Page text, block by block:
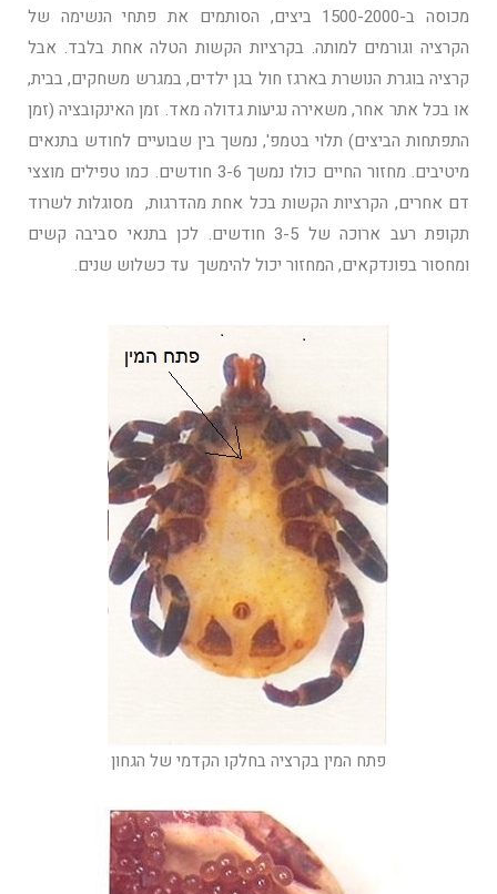
מכוסה ב-1500-2000 ביצים, הסותמים את פתחי הנשימה של
הקרציה וגורמים למותה. בקרציות הקשות הטלה אחת בלבד. אבל
קרציה בוגרת הנושרת בארגז חול בגן ילדים, במגרש משחקים, בבית,
או בכל אתר אחר, משאירה נגיעות גדולה מאד. זמן האינקובציה (זמן
התפתחות הביצים) תלוי בטמפ', נמשך בין שבועיים לחודש בתנאים
מיטיבים. מחזור החיים כולו נמשך 3-6 חודשים. כמו טפילים מוצצי
דם אחרים, הקרציות הקשות בכל אחת מהדרגות, מסוגלות לשרוד
תקופת רעב ארוכה של 3-5 חודשים. לכן בתנאי סביבה קשים
ומחסור בפונדקאים, המחזור יכול להימשך עד כשלוש שנים.
פתח המין בקרציה בחלקו הקדמי של הגחון